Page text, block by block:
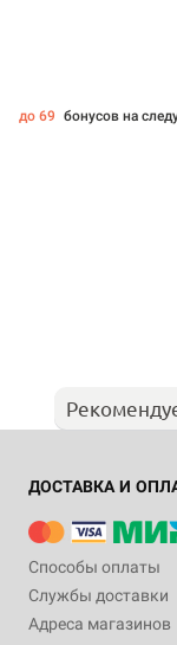
до 69 бонусов на
ДОСТАВКА И
Способы оплаты
Службы доставки
Адреса магазинов